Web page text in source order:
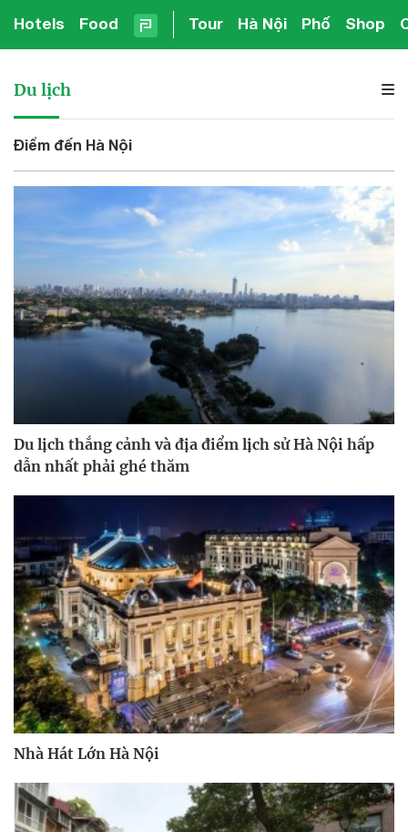
Hotels Food Tour Hà Nội Phố Shop
Du lịch
Điểm đến Hà Nội
Du lịch thắng cảnh và địa điểm lịch sử Hà Nội hấp
dẫn nhất phải ghé thăm
Nhà Hát Lớn Hà Nội